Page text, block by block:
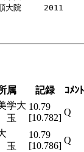
大院   　2011
属 記録 ｺﾒﾝﾄ
学大
玉
10.79
[10.782]
Q
玉
10.79
[10.786]
Q